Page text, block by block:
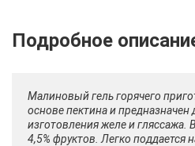
Описание Отзывы
Малиновый гель горячего
основе пектина и предназначен
изготовления желе и гляссажа.
4,5% фруктов. Легко поддается